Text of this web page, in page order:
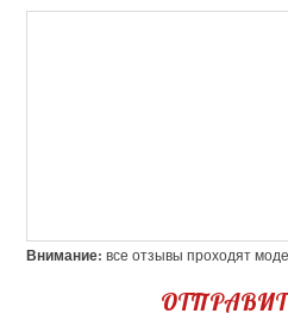
Внимание: все отзывы проходят